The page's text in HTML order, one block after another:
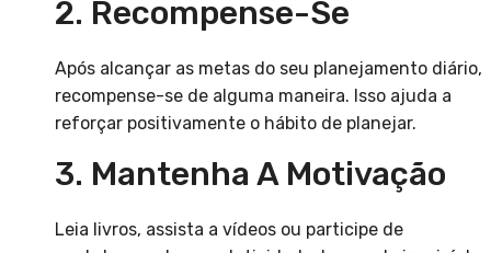
2. Recompense-Se
Após alcançar as metas do seu planejamento diário,
recompense-se de alguma maneira. Isso ajuda a
reforçar positivamente o hábito de planejar.
3. Mantenha A Motivação
Leia livros, assista a vídeos ou participe de